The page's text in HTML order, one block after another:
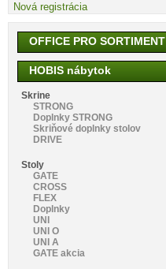
Nová registrácia
OFFICE PRO SORTIMENT
HOBIS nábytok
Skrine
STRONG
Doplnky STRONG
Skriňové doplnky stolov
DRIVE
Stoly
GATE
CROSS
FLEX
Doplnky
UNI
UNI O
UNI A
GATE akcia